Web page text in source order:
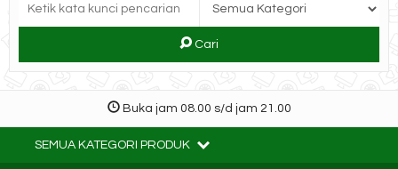
Cari
Buka jam 08.00 s/d jam 21.00
SEMUA KATEGORI PRODUK